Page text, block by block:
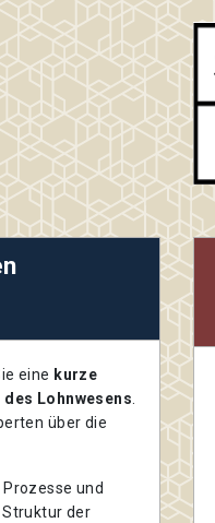
eine kurze
Lohnwesens
über die
und
Struktur der